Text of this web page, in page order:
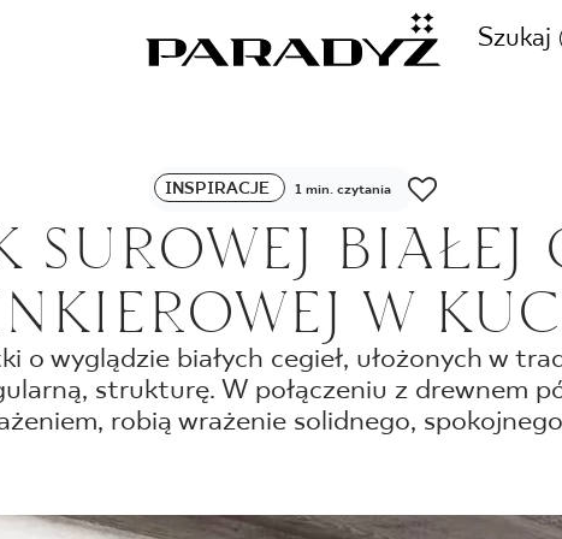
Szukaj
ZADZWOŃ DO NAS
+48
SKLEP INTERNETOWY
44
INSPIRACJE 1 min. czytania
SUROWEJ BIAŁEJ
W
o wyglądzie białych cegieł, ułożonych w
strukturę. W połączeniu z drewnem
robią wrażenie solidnego,